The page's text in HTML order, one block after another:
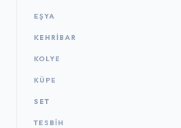
EŞYA
KEHRIBAR
KOLYE
KÜPE
SET
TESBIH